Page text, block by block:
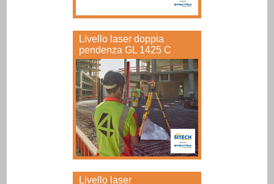
Livello laser doppia
pendenza GL 1425 C
Livello laser